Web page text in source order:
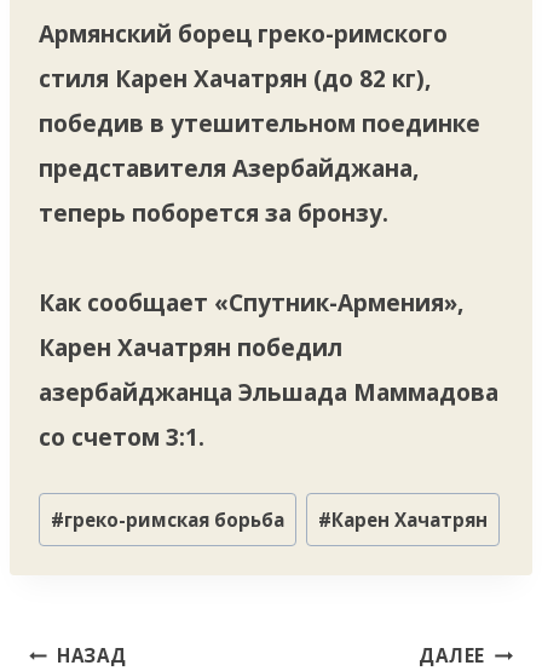
Армянский борец греко-римского
стиля Карен Хачатрян (до 82 кг),
победив в утешительном поединке
представителя Азербайджана,
теперь поборется за бронзу.
Как сообщает «Спутник-Армения»,
Карен Хачатрян победил
азербайджанца Эльшада Маммадова
со счетом 3:1.
Метки
записи:
#греко-римская борьба #Карен Хачатрян
Навигация
НАЗАД ДАЛЕЕ